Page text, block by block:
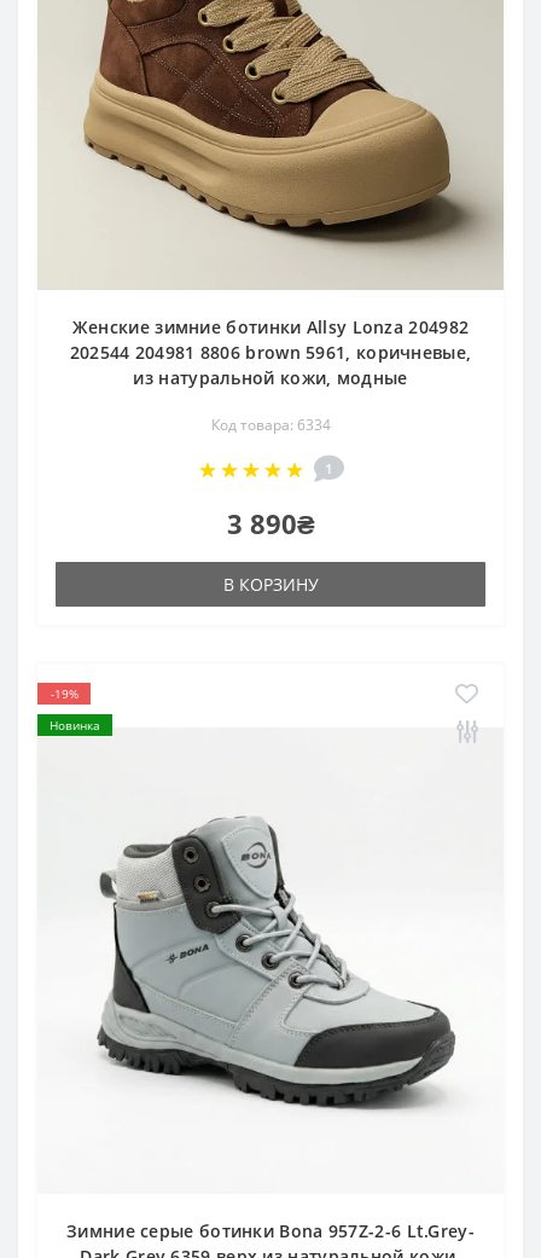
Женские зимние ботинки Allsy Lonza 204982
202544 204981 8806 brown 5961, коричневые,
из натуральной кожи, модные
Код товара: 6334
1
3 890₴
В КОРЗИНУ
-19%
Новинка
Зимние серые ботинки Bona 957Z-2-6 Lt.Grey-